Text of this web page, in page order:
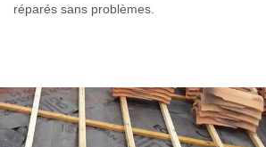
réparés sans problèmes.